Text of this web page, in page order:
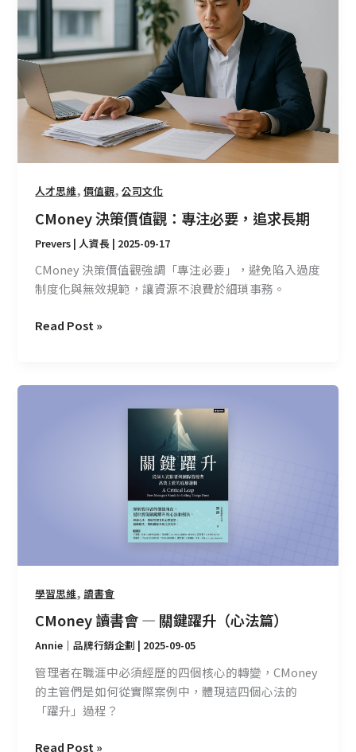
人才思維,價值觀,公司文化
CMoney 決策價值觀：專注必要，追求長期
Prevers | 人資長 | 2025-09-17
CMoney 決策價值觀強調「專注必要」，避免陷入過度
制度化與無效規範，讓資源不浪費於細瑣事務。
價
值
觀：
專
注
必
要，
求
長
Read Post »
學習思維,讀書會
CMoney 讀書會 — 關鍵躍升（心法篇）
Annie｜品牌行銷企劃 | 2025-09-05
管理者在職涯中必須經歷的四個核心的轉變，CMoney
的主管們是如何從實際案例中，體現這四個心法的
「躍升」過程？
（心
篇）
Read Post »